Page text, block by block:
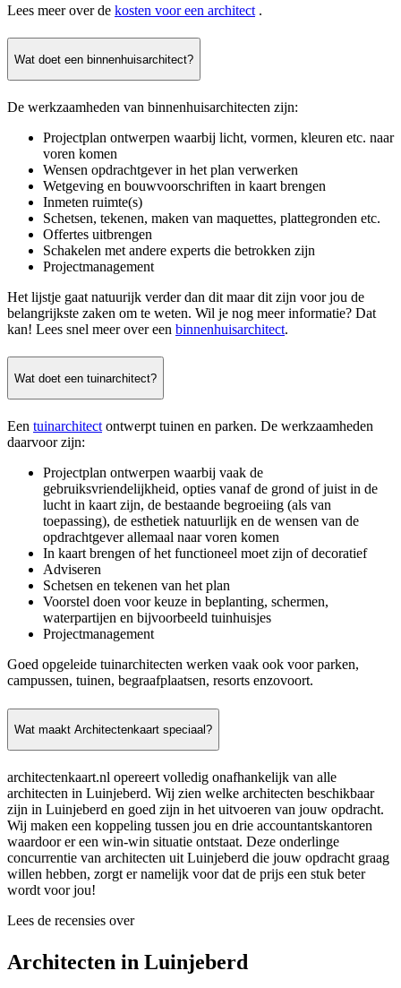
Lees meer over de kosten voor een architect .
Wat doet een binnenhuisarchitect?
De werkzaamheden van binnenhuisarchitecten zijn:
Projectplan ontwerpen waarbij licht, vormen, kleuren etc. naar
voren komen
Wensen opdrachtgever in het plan verwerken
Wetgeving en bouwvoorschriften in kaart brengen
Inmeten ruimte(s)
Schetsen, tekenen, maken van maquettes, plattegronden etc.
Offertes uitbrengen
Schakelen met andere experts die betrokken zijn
Projectmanagement
Het lijstje gaat natuurijk verder dan dit maar dit zijn voor jou de
belangrijkste zaken om te weten. Wil je nog meer informatie? Dat
kan! Lees snel meer over een binnenhuisarchitect.
Wat doet een tuinarchitect?
Een tuinarchitect ontwerpt tuinen en parken. De werkzaamheden
daarvoor zijn:
Projectplan ontwerpen waarbij vaak de
gebruiksvriendelijkheid, opties vanaf de grond of juist in de
lucht in kaart zijn, de bestaande begroeiing (als van
toepassing), de esthetiek natuurlijk en de wensen van de
opdrachtgever allemaal naar voren komen
In kaart brengen of het functioneel moet zijn of decoratief
Adviseren
Schetsen en tekenen van het plan
Voorstel doen voor keuze in beplanting, schermen,
waterpartijen en bijvoorbeeld tuinhuisjes
Projectmanagement
Goed opgeleide tuinarchitecten werken vaak ook voor parken,
campussen, tuinen, begraafplaatsen, resorts enzovoort.
Wat maakt Architectenkaart speciaal?
architectenkaart.nl opereert volledig onafhankelijk van alle
architecten in Luinjeberd. Wij zien welke architecten beschikbaar
zijn in Luinjeberd en goed zijn in het uitvoeren van jouw opdracht.
Wij maken een koppeling tussen jou en drie accountantskantoren
waardoor er een win-win situatie ontstaat. Deze onderlinge
concurrentie van architecten uit Luinjeberd die jouw opdracht graag
willen hebben, zorgt er namelijk voor dat de prijs een stuk beter
wordt voor jou!
Lees de recensies over
Architecten in Luinjeberd